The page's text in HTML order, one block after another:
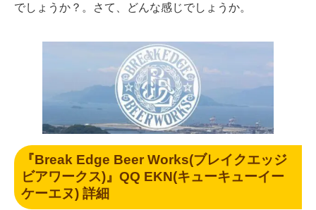
でしょうか？。さて、どんな感じでしょうか。
『Break Edge Beer Works(ブレイクエッジ
ビアワークス)』QQ EKN(キューキューイー
ケーエヌ) 詳細